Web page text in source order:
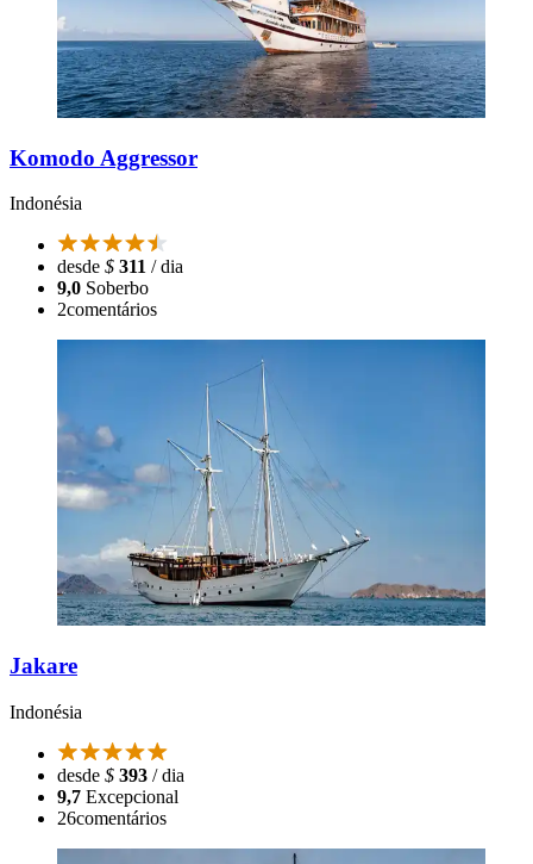
Komodo Aggressor
Indonésia
desde $ 311 / dia
9,0 Soberbo
2comentários
Jakare
Indonésia
desde $ 393 / dia
9,7 Excepcional
26comentários